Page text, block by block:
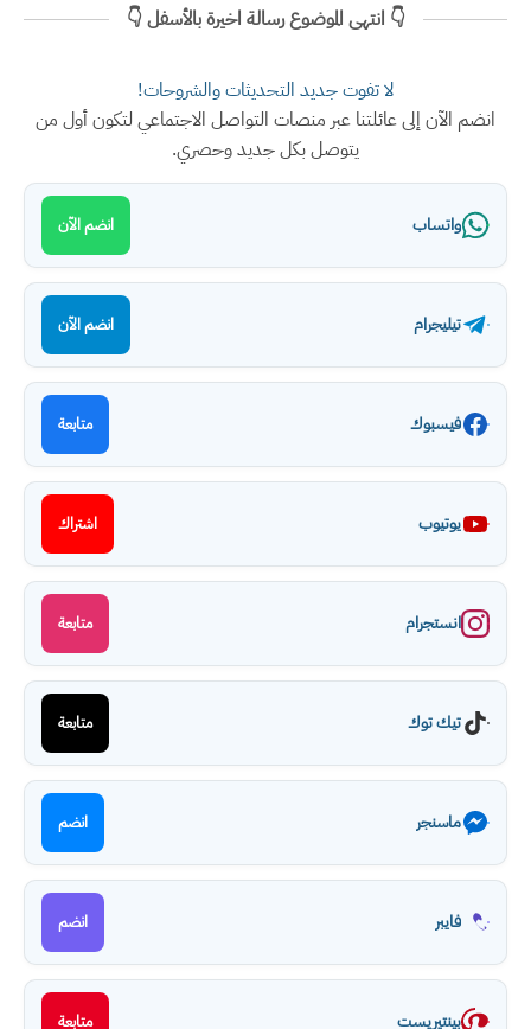
👇 انتهى الموضوع رسالة اخيرة بالأسفل 👇
لا تفوت جديد التحديثات والشروحات!
انضم الآن إلى عائلتنا عبر منصات التواصل الاجتماعي لتكون أول من
يتوصل بكل جديد وحصري.
واتساب انضم الآن
تيليجرام انضم الآن
فيسبوك متابعة
يوتيوب اشتراك
انستجرام متابعة
تيك توك متابعة
ماسنجر انضم
فايبر انضم
بينتيريست متابعة